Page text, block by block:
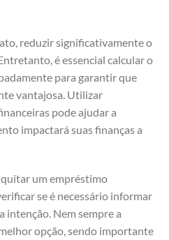
reduzir significativamente o
é essencial calcular o
para garantir que
vantajosa. Utilizar
pode ajudar a
impactará suas finanças a
um empréstimo
se é necessário informar
intenção. Nem sempre a
opção, sendo importante